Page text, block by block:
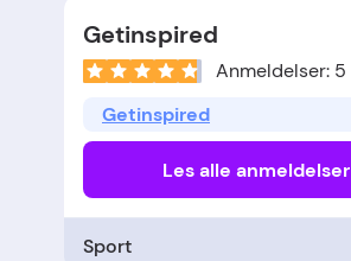
Getinspired
Anmeldelser: 5
Getinspired
Les alle anmeldelser
Sport